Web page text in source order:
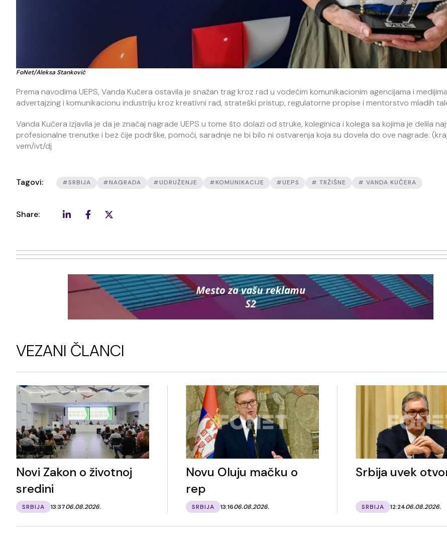
FoNet/Aleksa Stanković
Prema navodima UEPS, Vanda Kučera ostavila je snažan trag kroz rad u vodećim komunikacionim agencijama i
advertajzing i komunikacionu industriju kroz kreativni rad, strateški pristup, regulatorne propise i mentorstvo mladih
Vanda Kučera izjavila je da je značaj nagrade UEPS u tome što dolazi od struke, koleginica i kolega sa kojima je delila
profesionalne trenutke i bez čije podrške, pomoći, saradnje ne bi bilo ni ostvarenja koja su dovela do ove nagrade.
vem/ivt/dj
Tagovi: #SRBIJA #NAGRADA #UDRUŽENJE #KOMUNIKACIJE #UEPS # TRŽIŠNE # VANDA KUČERA
Share:
VEZANI ČLANCI
Novi Zakon o životnoj
sredini
SRBIJA 13:3706.08.2026.
Novu Oluju mačku o
rep
SRBIJA 13:1606.08.2026.
Srbija uvek
SRBIJA 12:2406.08.2026.